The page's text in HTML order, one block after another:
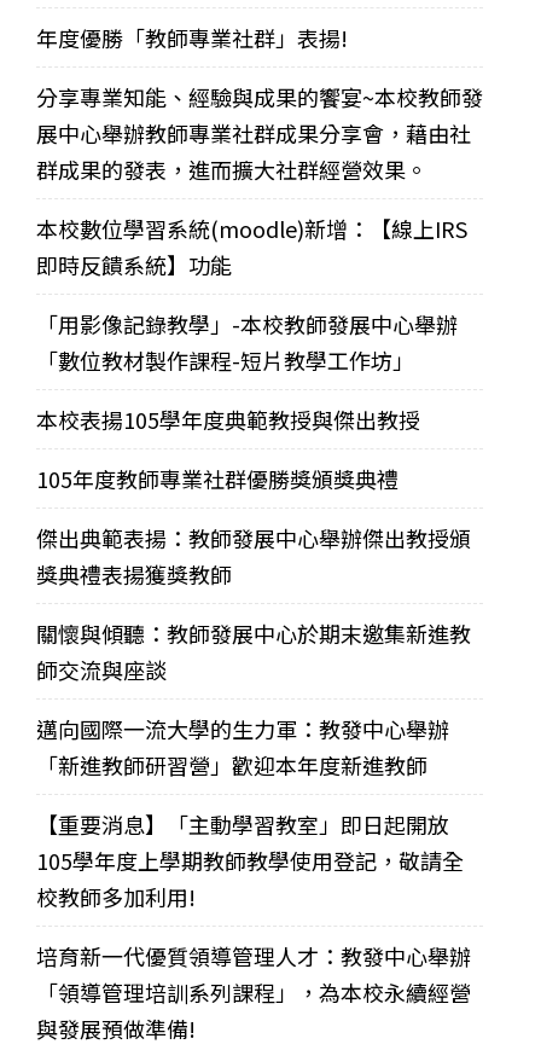
年度優勝「教師專業社群」表揚!
分享專業知能、經驗與成果的饗宴~本校教師發
展中心舉辦教師專業社群成果分享會，藉由社
群成果的發表，進而擴大社群經營效果。
本校數位學習系統(moodle)新增：【線上IRS
即時反饋系統】功能
「用影像記錄教學」-本校教師發展中心舉辦
「數位教材製作課程-短片教學工作坊」
本校表揚105學年度典範教授與傑出教授
105年度教師專業社群優勝獎頒獎典禮
傑出典範表揚：教師發展中心舉辦傑出教授頒
獎典禮表揚獲獎教師
關懷與傾聽：教師發展中心於期末邀集新進教
師交流與座談
邁向國際一流大學的生力軍：教發中心舉辦
「新進教師研習營」歡迎本年度新進教師
【重要消息】「主動學習教室」即日起開放
105學年度上學期教師教學使用登記，敬請全
校教師多加利用!
培育新一代優質領導管理人才：教發中心舉辦
「領導管理培訓系列課程」，為本校永續經營
與發展預做準備!